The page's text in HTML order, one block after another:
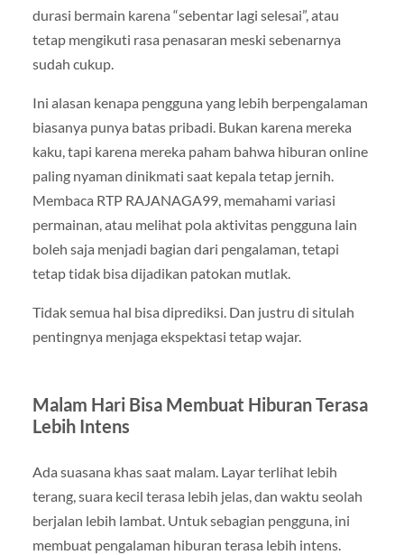
durasi bermain karena “sebentar lagi selesai”, atau
tetap mengikuti rasa penasaran meski sebenarnya
sudah cukup.
Ini alasan kenapa pengguna yang lebih berpengalaman
biasanya punya batas pribadi. Bukan karena mereka
kaku, tapi karena mereka paham bahwa hiburan online
paling nyaman dinikmati saat kepala tetap jernih.
Membaca RTP RAJANAGA99, memahami variasi
permainan, atau melihat pola aktivitas pengguna lain
boleh saja menjadi bagian dari pengalaman, tetapi
tetap tidak bisa dijadikan patokan mutlak.
Tidak semua hal bisa diprediksi. Dan justru di situlah
pentingnya menjaga ekspektasi tetap wajar.
Malam Hari Bisa Membuat Hiburan Terasa
Lebih Intens
Ada suasana khas saat malam. Layar terlihat lebih
terang, suara kecil terasa lebih jelas, dan waktu seolah
berjalan lebih lambat. Untuk sebagian pengguna, ini
membuat pengalaman hiburan terasa lebih intens.